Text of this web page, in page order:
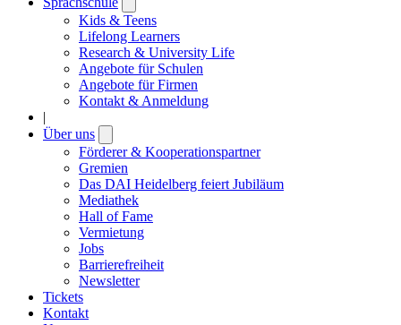
submenu
Kids & Teens
Lifelong Learners
Research & University Life
Angebote für Schulen
Angebote für Firmen
Kontakt & Anmeldung
|
Über uns
submenu
Förderer & Kooperationspartner
Gremien
Das DAI Heidelberg feiert Jubiläum
Mediathek
Hall of Fame
Vermietung
Jobs
Barrierefreiheit
Newsletter
Tickets
Kontakt